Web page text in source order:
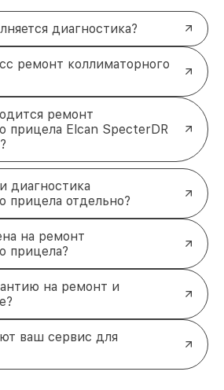
диагностика?
ремонт коллиматорного
ремонт
прицела Elcan SpecterDR
диагностика
прицела отдельно?
на ремонт
прицела?
на ремонт и
ваш сервис для